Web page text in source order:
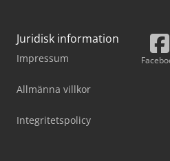
Juridisk information
Impressum
Allmänna villkor
Integritetspolicy